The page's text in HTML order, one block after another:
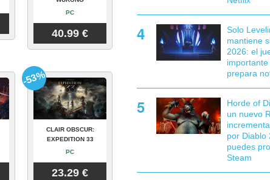
PC
40.99 €
CLAIR OBSCUR:
EXPEDITION 33
PC
23.29 €
-53%
Solo
mantiene
2026: el
prepara
Horde of
un nuevo
por Diablo
puedes
Steam